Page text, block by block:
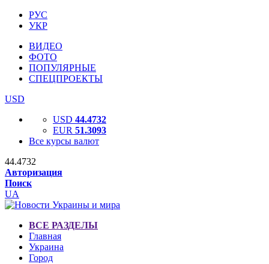
РУС
УКР
ВИДЕО
ФОТО
ПОПУЛЯРНЫЕ
СПЕЦПРОЕКТЫ
USD
USD 44.4732
EUR 51.3093
Все курсы валют
44.4732
Авторизация
Поиск
UA
ВСЕ РАЗДЕЛЫ
Главная
Украина
Город